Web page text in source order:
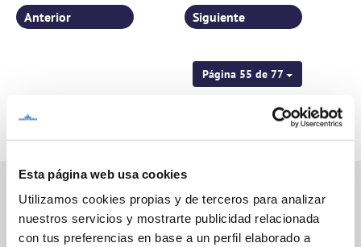
Esta página web usa cookies
Utilizamos cookies propias y de terceros para analizar
nuestros servicios y mostrarte publicidad relacionada
con tus preferencias en base a un perfil elaborado a
Página 55 de 77
Anterior Siguiente
Inicio